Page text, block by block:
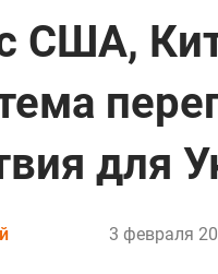
США,
для
3 февраля